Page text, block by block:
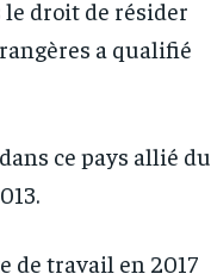
le droit de résider
a qualifié
ce pays allié du
de travail en 2017